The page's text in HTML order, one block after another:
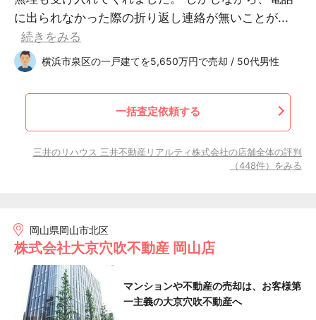
に出られなかった際の折り返し連絡が無いことが...
続きをみる
横浜市泉区の一戸建てを5,650万円で売却 / 50代男性
一括査定依頼する
三井のリハウス 三井不動産リアルティ株式会社の店舗全体の評判
（448件）をみる
岡山県岡山市北区
株式会社大京穴吹不動産 岡山店
マンションや不動産の売却は、お客様第
一主義の大京穴吹不動産へ